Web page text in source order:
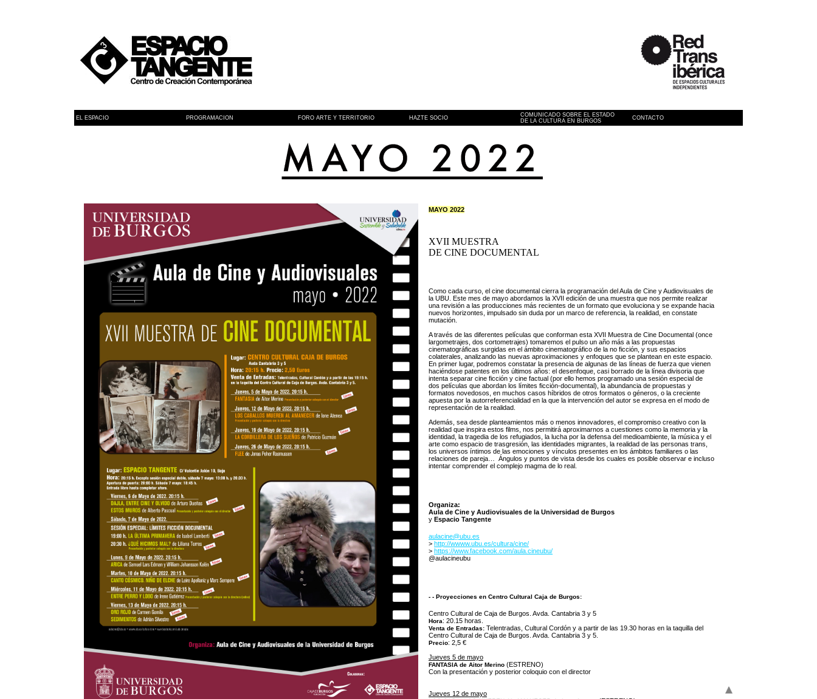
EL ESPACIO PROGRAMACION FORO ARTE Y TERRITORIO HAZTE SOCIO
COMUNICADO SOBRE EL ESTADO
DE LA CULTURA EN BURGOS
CONTACTO
MAYO 2022
XVII MUESTRA
DE CINE DOCUMENTAL
Como cada curso, el cine documental cierra la programación del Aula de Cine y Audiovisuales de
la UBU. Este mes de mayo abordamos la XVII edición de una muestra que nos permite realizar
una revisión a las producciones más recientes de un formato que evoluciona y se expande hacia
nuevos horizontes, impulsado sin duda por un marco de referencia, la realidad, en constate
mutación.
A través de las diferentes películas que conforman esta XVII Muestra de Cine Documental (once
largometrajes, dos cortometrajes) tomaremos el pulso un año más a las propuestas
cinematográficas surgidas en el ámbito cinematográfico de la no ficción, y sus espacios
colaterales, analizando las nuevas aproximaciones y enfoques que se plantean en este espacio.
En primer lugar, podremos constatar la presencia de algunas de las líneas de fuerza que vienen
haciéndose patentes en los últimos años: el desenfoque, casi borrado de la línea divisoria que
intenta separar cine ficción y cine factual (por ello hemos programado una sesión especial de
dos películas que abordan los límites ficción-documental), la abundancia de propuestas y
formatos novedosos, en muchos casos híbridos de otros formatos o géneros, o la creciente
apuesta por la autorreferencialidad en la que la intervención del autor se expresa en el modo de
representación de la realidad.
Además, sea desde planteamientos más o menos innovadores, el compromiso creativo con la
realidad que inspira estos films, nos permitirá aproximarnos a cuestiones como la memoria y la
identidad, la tragedia de los refugiados, la lucha por la defensa del medioambiente, la música y el
arte como espacio de trasgresión, las identidades migrantes, la realidad de las personas trans,
los universos íntimos de las emociones y vínculos presentes en los ámbitos familiares o las
relaciones de pareja… Ángulos y puntos de vista desde los cuales es posible observar e incluso
intentar comprender el complejo magma de lo real.
Organiza:
Aula de Cine y Audiovisuales de la Universidad de Burgos
y Espacio Tangente
aulacine@ubu.es
> http://wwww.ubu.es/cultura/cine/
> https://www.facebook.com/aula.cineubu/
@aulacineubu
- - Proyecciones en Centro Cultural Caja de Burgos:
Centro Cultural de Caja de Burgos. Avda. Cantabria 3 y 5
Hora: 20.15 horas.
Venta de Entradas: Telentradas, Cultural Cordón y a partir de las 19.30 horas en la taquilla del
Centro Cultural de Caja de Burgos. Avda. Cantabria 3 y 5.
Precio: 2,5 €
Jueves 5 de mayo
FANTASIA de Aitor Merino (ESTRENO)
Con la presentación y posterior coloquio con el director
Jueves 12 de mayo